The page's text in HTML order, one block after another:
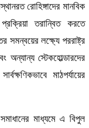
রোহিঙ্গাদের মানবিক
তরান্বিত করতে
সমন্বয়ের লক্ষ্যে পররাষ্ট্র
অন্যান্য স্টেকহোল্ডারদের
মাঠপর্যায়ের
মাধ্যমে এ বিপুল